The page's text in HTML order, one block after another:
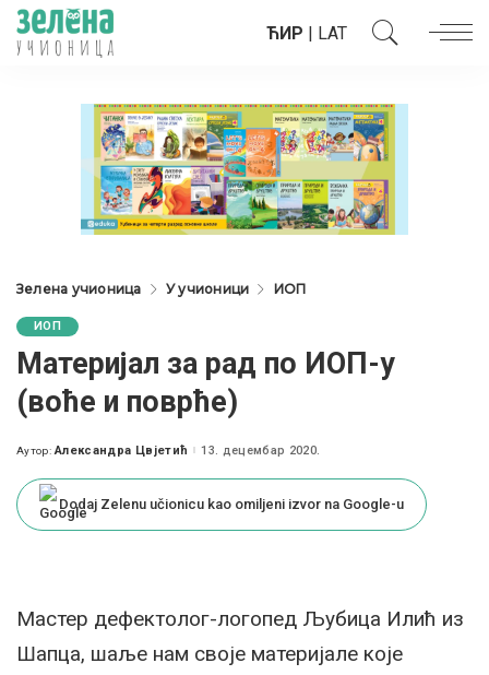
ЋИР | LAT
Зелена учионица У учионици ИОП
ИОП
Материјал за рад по ИОП-у
(воће и поврће)
Posted
Аутор: Александра Цвјетић 13. децембар 2020.
Dodaj Zelenu učionicu kao omiljeni izvor na Google-u
Мастер дефектолог-логопед Љубица Илић из
Шапца, шаље нам своје материјале које